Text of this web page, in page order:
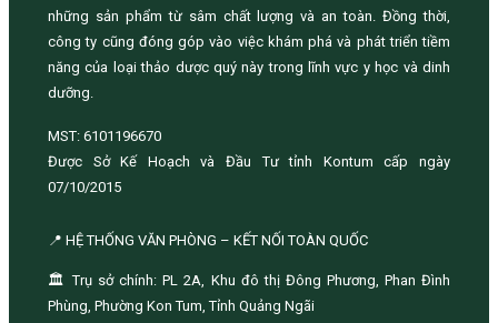
những sản phẩm từ sâm chất lượng và an toàn. Đồng thời,
công ty cũng đóng góp vào việc khám phá và phát triển tiềm
năng của loại thảo dược quý này trong lĩnh vực y học và dinh
dưỡng.
MST: 6101196670
Được Sở Kế Hoạch và Đầu Tư tỉnh Kontum cấp ngày
07/10/2015
📍 HỆ THỐNG VĂN PHÒNG – KẾT NỐI TOÀN QUỐC
🏛️ Trụ sở chính: PL 2A, Khu đô thị Đông Phương, Phan Đình
Phùng, Phường Kon Tum, Tỉnh Quảng Ngãi